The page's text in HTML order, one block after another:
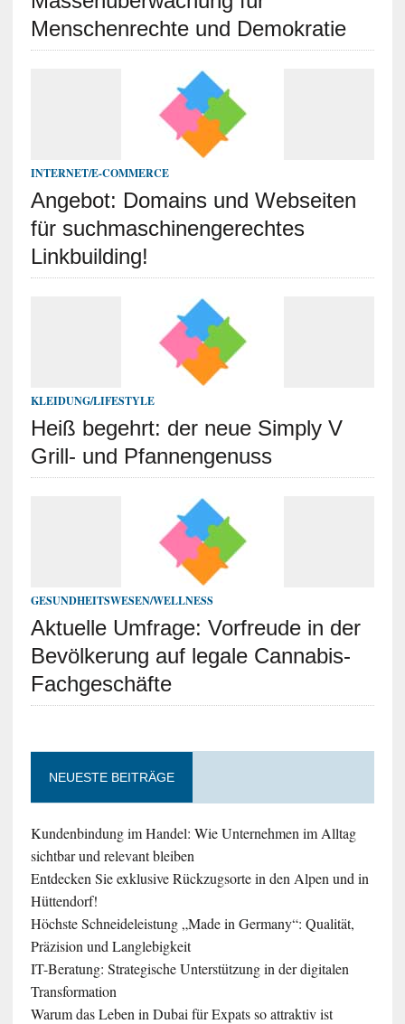
Menschenrechte und Demokratie
INTERNET/E-COMMERCE
Angebot: Domains und Webseiten
für suchmaschinengerechtes
Linkbuilding!
KLEIDUNG/LIFESTYLE
Heiß begehrt: der neue Simply V
Grill- und Pfannengenuss
GESUNDHEITSWESEN/WELLNESS
Aktuelle Umfrage: Vorfreude in der
Bevölkerung auf legale Cannabis-
Fachgeschäfte
NEUESTE BEITRÄGE
Kundenbindung im Handel: Wie Unternehmen im Alltag
sichtbar und relevant bleiben
Entdecken Sie exklusive Rückzugsorte in den Alpen und in
Hüttendorf!
Höchste Schneideleistung „Made in Germany“: Qualität,
Präzision und Langlebigkeit
IT-Beratung: Strategische Unterstützung in der digitalen
Transformation
Warum das Leben in Dubai für Expats so attraktiv ist